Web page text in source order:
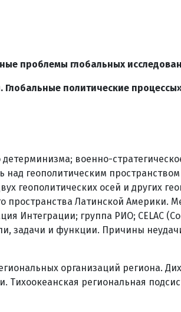
проблемы глобальных
политические
военно-
геополитическим
геополитических осей и других
пространства Латинской Америки.
Интеграции; группа РИО; CELAC
задачи и функции. Причины
организаций региона.
региональная